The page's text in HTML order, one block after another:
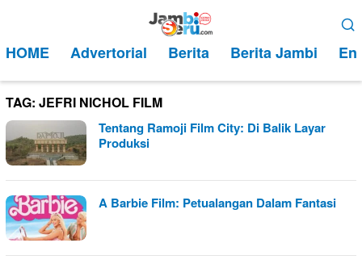
kontenMobile
HOME Advertorial Berita Berita Jambi
TAG: JEFRI NICHOL FILM
Tentang Ramoji Film City: Di Balik Layar
Produksi
A Barbie Film: Petualangan Dalam Fantasi